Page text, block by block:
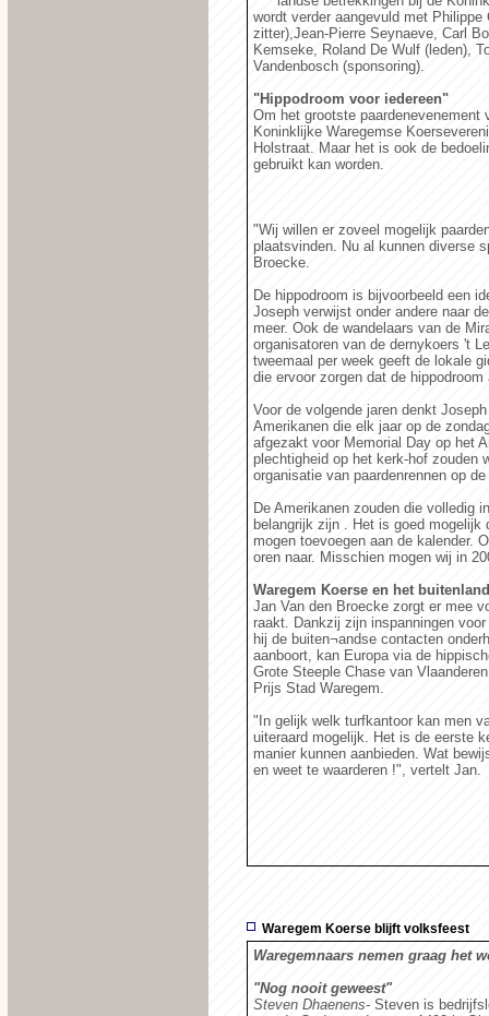
wordt verder aangevuld met
zitter),Jean-Pierre Seynaeve, Carl
Kemseke, Roland De Wulf (leden),
Vandenbosch (sponsoring).
"Hippodroom voor iedereen"
Om het grootste
Koninklijke Waregemse
Holstraat. Maar het is ook de
gebruikt kan worden.
"Wij willen er zoveel mogelijk
plaatsvinden. Nu al kunnen diverse
Broecke.
De hippodroom is bijvoorbeeld een
Joseph verwijst onder andere naar
meer. Ook de wandelaars van de
organisatoren van de dernykoers 't
tweemaal per week geeft de lokale
die ervoor zorgen dat de
Voor de volgende jaren denkt
Amerikanen die elk jaar op de
afgezakt voor Memorial Day op het
plechtigheid op het kerk-hof zouden
organisatie van paardenrennen op
De Amerikanen zouden die volledig
belangrijk zijn . Het is goed mogelijk
mogen toevoegen aan de kalender.
oren naar. Misschien mogen wij in
Waregem Koerse en het buitenland
Jan Van den Broecke zorgt er mee
raakt. Dankzij zijn inspanningen
hij de buiten¬andse contacten
aanboort, kan Europa via de
Grote Steeple Chase van
Prijs Stad Waregem.
"In gelijk welk turfkantoor kan men
uiteraard mogelijk. Het is de eerste
manier kunnen aanbieden. Wat
en weet te waarderen !", vertelt Jan.
Waregem Koerse blijft volksfeest
Waregemnaars nemen graag het
"Nog nooit geweest"
Steven Dhaenens- Steven is